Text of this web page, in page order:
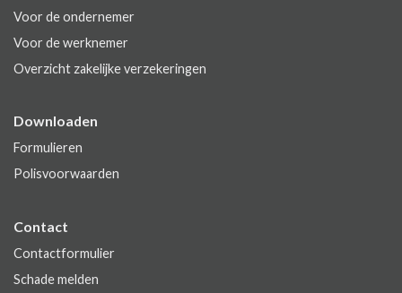
Voor de ondernemer
Voor de werknemer
Overzicht zakelijke verzekeringen
Downloaden
Formulieren
Polisvoorwaarden
Contact
Contactformulier
Schade melden